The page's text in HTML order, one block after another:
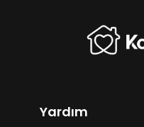
Yardım